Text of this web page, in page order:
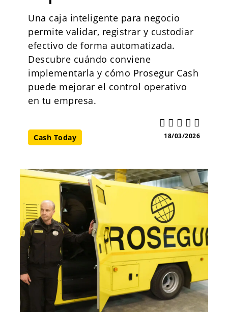
Una caja inteligente para negocio
permite validar, registrar y custodiar
efectivo de forma automatizada.
Descubre cuándo conviene
implementarla y cómo Prosegur Cash
puede mejorar el control operativo
en tu empresa.
Cash Today 18/03/2026